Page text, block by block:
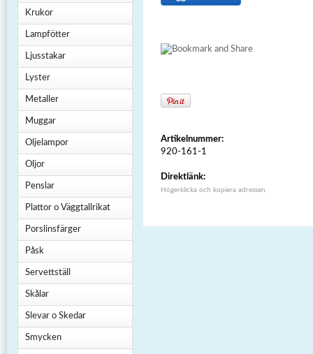
Krukor
Lampfötter
Ljusstakar
Lyster
Metaller
Muggar
Oljelampor
Oljor
Penslar
Plattor o Väggtallrikat
Porslinsfärger
Påsk
Servettställ
Skålar
Slevar o Skedar
Smycken
Artikelnummer:
920-161-1
Direktlänk:
Högerklicka och kopiera adressen